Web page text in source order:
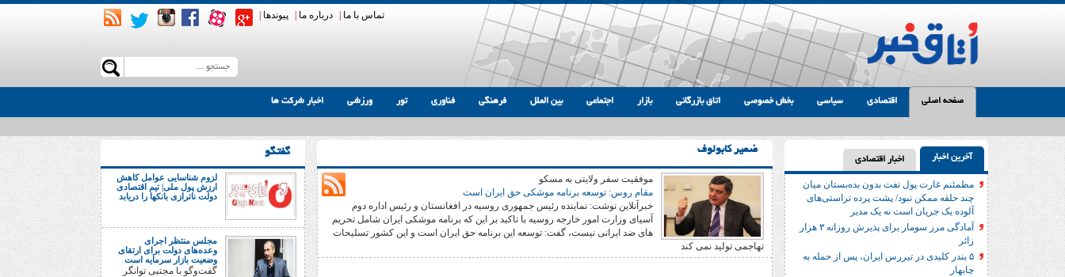
تماس با ما درباره ما پیوندها
صفحه اصلی اقتصادی سیاسی بخش خصوصی اتاق بازرگانی بازار اجتماعی بین الملل فرهنگی فناوری تور ورزشی اخبار شرکت ها
آخرین اخبار اخبار اقتصادی
مطمئنم غارت پول نفت بدون بده‌بستان میان
چند حلقه ممکن نبود/ پشت پرده تراستی‌‌های
آلوده یک جریان است نه یک مدیر
آمادگی مرز سومار برای پذیرش روزانه ۳ هزار
زائر
۵ بندر کلیدی در تیررس ایران، پس از حمله به
چابهار
ضمیر کابولوف
موفقیت سفر ولایتی به مسکو
مقام روس: توسعه برنامه موشکی حق ایران است
خبرآنلاین نوشت: نماینده رئیس جمهوری روسیه در افغانستان و رئیس اداره دوم
آسیای وزارت امور خارجه روسیه با تاکید بر این که برنامه موشکی ایران شامل تحریم
های ضد ایرانی نیست، گفت: توسعه این برنامه حق ایران است و این کشور تسلیحات
تهاجمی تولید نمی کند
گفتگو
لزوم شناسایی عوامل کاهش
ارزش پول ملی| تیم اقتصادی
دولت ناترازی بانکها را دریابد
مجلس منتظر اجرای
وعده‌های دولت برای ارتقای
وضعیت بازار سرمایه است
گفت‌وگو با مجتبی توانگر